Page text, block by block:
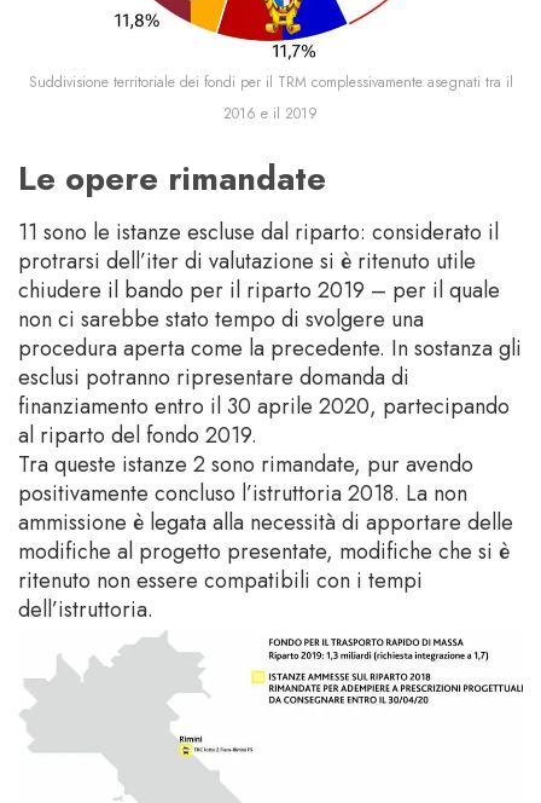
Suddivisione territoriale dei fondi per il TRM complessivamente asegnati tra il
2016 e il 2019
Le opere rimandate
11 sono le istanze escluse dal riparto: considerato il
protrarsi dell’iter di valutazione si è ritenuto utile
chiudere il bando per il riparto 2019 – per il quale
non ci sarebbe stato tempo di svolgere una
procedura aperta come la precedente. In sostanza gli
esclusi potranno ripresentare domanda di
finanziamento entro il 30 aprile 2020, partecipando
al riparto del fondo 2019.
Tra queste istanze 2 sono rimandate, pur avendo
positivamente concluso l’istruttoria 2018. La non
ammissione è legata alla necessità di apportare delle
modifiche al progetto presentate, modifiche che si è
ritenuto non essere compatibili con i tempi
dell’istruttoria.